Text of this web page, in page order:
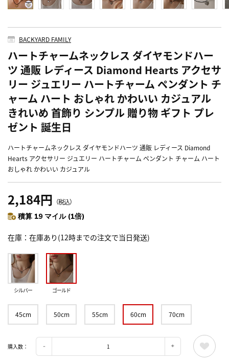
BACKYARD FAMILY
ハートチャームネックレス ダイヤモンドハー
ツ 通販 レディース Diamond Hearts アクセサ
リー ジュエリー ハートチャーム ペンダント チ
ャーム ハート おしゃれ かわいい カジュアル
きれいめ 首飾り シンプル 贈り物 ギフト プレ
ゼント 誕生日
ハートチャームネックレス ダイヤモンドハーツ 通販 レディース Diamond
Hearts アクセサリー ジュエリー ハートチャーム ペンダント チャーム ハート
おしゃれ かわいい カジュアル
2,184円 （税込）
積算 19 マイル (1倍)
在庫 在庫あり(12時までの注文で当日発送)
シルバー ゴールド
45cm 50cm 55cm 60cm 70cm
購入数：